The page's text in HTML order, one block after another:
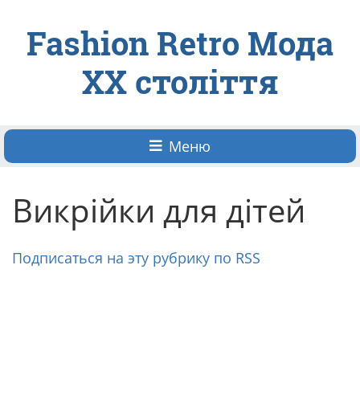
Fashion Retro Мода
ХХ століття
Меню
Викрійки для дітей
Подписаться на эту рубрику по RSS